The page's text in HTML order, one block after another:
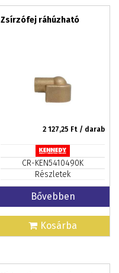
Zsírzófej ráhúzható
2 127,25 Ft / darab
CR-KEN5410490K
Részletek
Bővebben
Kosárba